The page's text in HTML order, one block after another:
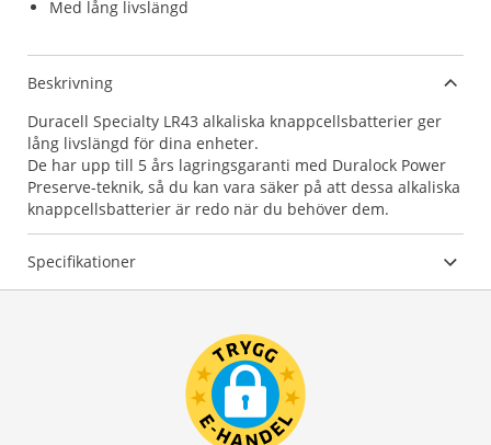
Med lång livslängd
Beskrivning
Duracell Specialty LR43 alkaliska knappcellsbatterier ger
lång livslängd för dina enheter.
De har upp till 5 års lagringsgaranti med Duralock Power
Preserve-teknik, så du kan vara säker på att dessa alkaliska
knappcellsbatterier är redo när du behöver dem.
Specifikationer